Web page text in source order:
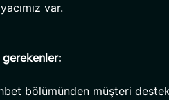
var.
bölümünden müşteri